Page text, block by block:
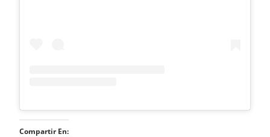
Compartir En: